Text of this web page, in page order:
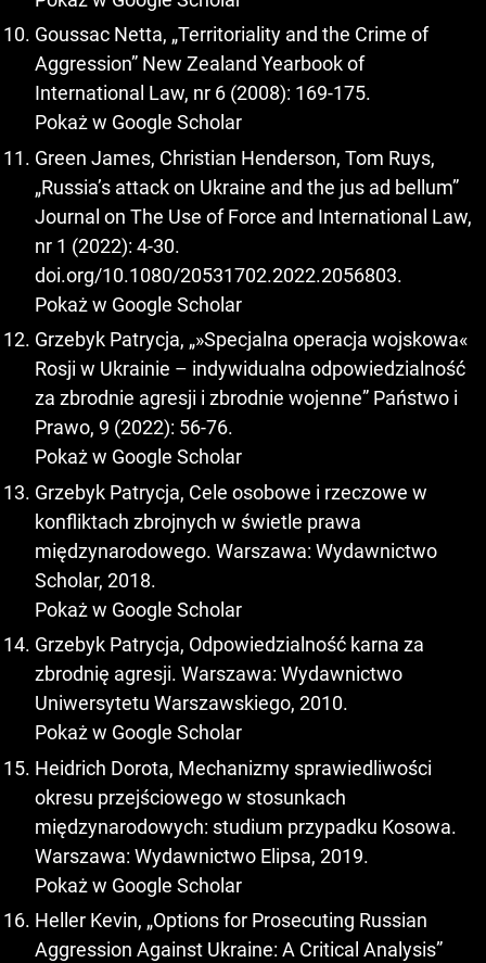
Goussac Netta, „Territoriality and the Crime of
Aggression” New Zealand Yearbook of
International Law, nr 6 (2008): 169-175.
Pokaż w Google Scholar
Green James, Christian Henderson, Tom Ruys,
„Russia’s attack on Ukraine and the jus ad bellum”
Journal on The Use of Force and International Law,
nr 1 (2022): 4-30.
doi.org/10.1080/20531702.2022.2056803.
Pokaż w Google Scholar
Grzebyk Patrycja, „»Specjalna operacja wojskowa«
Rosji w Ukrainie – indywidualna odpowiedzialność
za zbrodnie agresji i zbrodnie wojenne” Państwo i
Prawo, 9 (2022): 56-76.
Pokaż w Google Scholar
Grzebyk Patrycja, Cele osobowe i rzeczowe w
konfliktach zbrojnych w świetle prawa
międzynarodowego. Warszawa: Wydawnictwo
Scholar, 2018.
Pokaż w Google Scholar
Grzebyk Patrycja, Odpowiedzialność karna za
zbrodnię agresji. Warszawa: Wydawnictwo
Uniwersytetu Warszawskiego, 2010.
Pokaż w Google Scholar
Heidrich Dorota, Mechanizmy sprawiedliwości
okresu przejściowego w stosunkach
międzynarodowych: studium przypadku Kosowa.
Warszawa: Wydawnictwo Elipsa, 2019.
Pokaż w Google Scholar
Heller Kevin, „Options for Prosecuting Russian
Aggression Against Ukraine: A Critical Analysis”